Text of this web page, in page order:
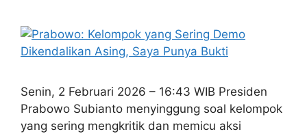
Senin, 2 Februari 2026 – 16:43 WIB Presiden
Prabowo Subianto menyinggung soal kelompok
yang sering mengkritik dan memicu aksi